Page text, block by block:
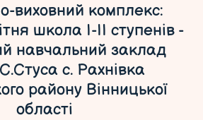
виховний комплекс:
школа І-ІІ ступенів -
навчальний заклад
с. Рахнівка
району Вінницької
області